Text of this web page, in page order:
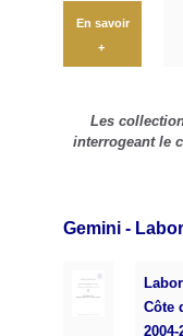
En savoir
+
Les
interrogeant le
Gemini -
Côte
2004-